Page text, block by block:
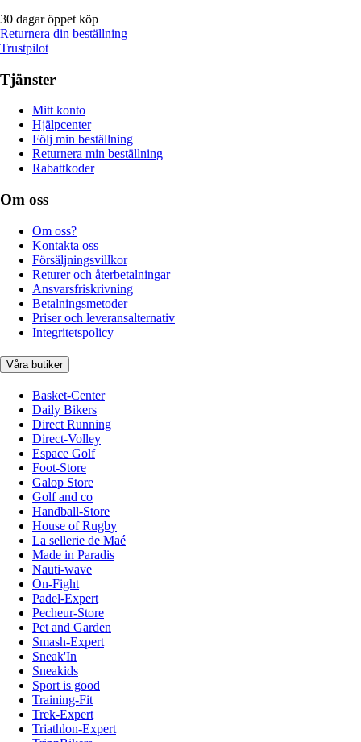
30 dagar öppet köp
Returnera din beställning
Trustpilot
Tjänster
Mitt konto
Hjälpcenter
Följ min beställning
Returnera min beställning
Rabattkoder
Om oss
Om oss?
Kontakta oss
Försäljningsvillkor
Returer och återbetalningar
Ansvarsfriskrivning
Betalningsmetoder
Priser och leveransalternativ
Integritetspolicy
Våra butiker
Basket-Center
Daily Bikers
Direct Running
Direct-Volley
Espace Golf
Foot-Store
Galop Store
Golf and co
Handball-Store
House of Rugby
La sellerie de Maé
Made in Paradis
Nauti-wave
On-Fight
Padel-Expert
Pecheur-Store
Pet and Garden
Smash-Expert
Sneak'In
Sneakids
Sport is good
Training-Fit
Trek-Expert
Triathlon-Expert